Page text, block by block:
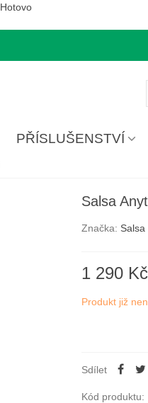
Hotovo
PŘÍSLUŠENSTVÍ
Salsa
Značka: Salsa
1 290 Kč
Produkt již
Sdílet
Kód produktu: